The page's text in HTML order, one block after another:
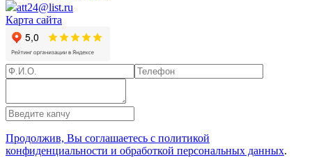
att24@list.ru
Карта сайта
Продолжив, Вы соглашаетесь с политикой
конфиденциальности и обработкой персональных данных.